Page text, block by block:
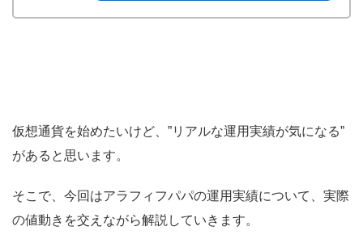
仮想通貨を始めたいけど、”リアルな運用実績が気になる”
があると思います。
そこで、今回はアラフィフパパの運用実績について、実際
の値動きを交えながら解説していきます。